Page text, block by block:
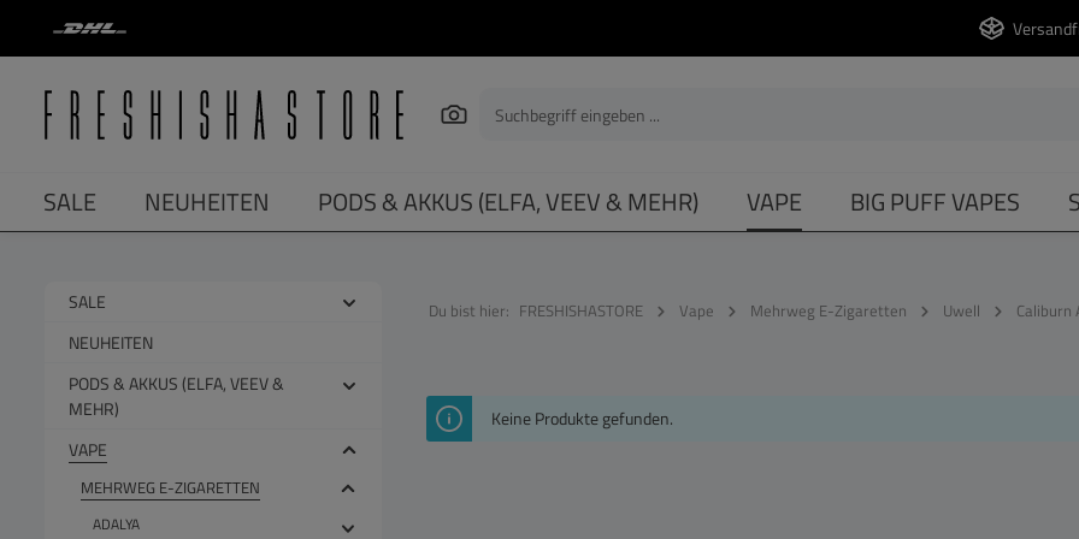
Zur Hauptnavigation springen
SALE NEUHEITEN PODS & AKKUS (ELFA, VEEV & MEHR) VAPE BIG PUFF VAPES
SALE
NEUHEITEN
PODS & AKKUS (ELFA, VEEV &
MEHR)
VAPE
MEHRWEG E-ZIGARETTEN
ADALYA
Du bist hier: FRESHISHASTORE Vape Mehrweg E-Zigaretten Uwell Caliburn
Keine Produkte gefunden.